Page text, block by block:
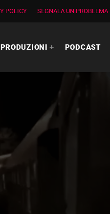
POLICY SEGNALA UN PROBLEMA
PRODUZIONI PODCAST